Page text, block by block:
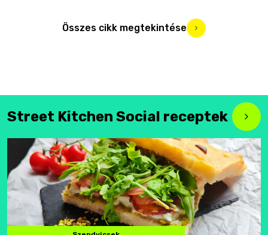
Összes cikk megtekintése
Street Kitchen Social receptek